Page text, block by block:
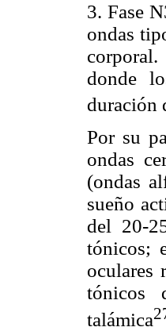
3. Fase
ondas
corporal.
donde
duración
Por su
ondas
(ondas
sueño
del 20-
tónicos;
oculares
tónicos
talámica